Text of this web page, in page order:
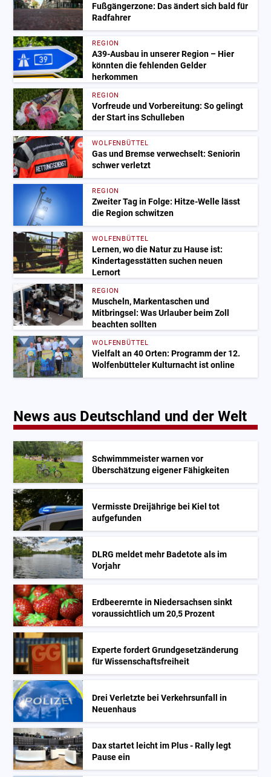
Fußgängerzone: Das ändert sich bald für
Radfahrer
REGION
A39-Ausbau in unserer Region – Hier
könnten die fehlenden Gelder
herkommen
REGION
Vorfreude und Vorbereitung: So gelingt
der Start ins Schulleben
WOLFENBÜTTEL
Gas und Bremse verwechselt: Seniorin
schwer verletzt
REGION
Zweiter Tag in Folge: Hitze-Welle lässt
die Region schwitzen
WOLFENBÜTTEL
Lernen, wo die Natur zu Hause ist:
Kindertagesstätten suchen neuen
Lernort
REGION
Muscheln, Markentaschen und
Mitbringsel: Was Urlauber beim Zoll
beachten sollten
WOLFENBÜTTEL
Vielfalt an 40 Orten: Programm der 12.
Wolfenbütteler Kulturnacht ist online
News aus Deutschland und der Welt
Schwimmmeister warnen vor
Überschätzung eigener Fähigkeiten
Vermisste Dreijährige bei Kiel tot
aufgefunden
DLRG meldet mehr Badetote als im
Vorjahr
Erdbeerernte in Niedersachsen sinkt
voraussichtlich um 20,5 Prozent
Experte fordert Grundgesetzänderung
für Wissenschaftsfreiheit
Drei Verletzte bei Verkehrsunfall in
Neuenhaus
Dax startet leicht im Plus - Rally legt
Pause ein